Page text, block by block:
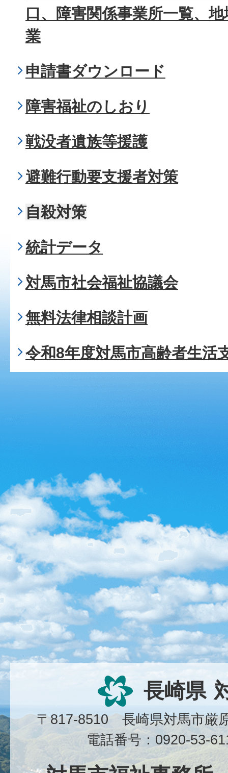
口、障害関係事業所一覧、
業
申請書ダウンロード
障害福祉のしおり
戦没者遺族等援護
避難行動要支援者対策
自殺対策
統計データ
対馬市社会福祉協議会
無料法律相談計画
令和8年度対馬市高齢者生活
長崎県
〒817-8510 長崎県対馬市
電話番号：0920-53-